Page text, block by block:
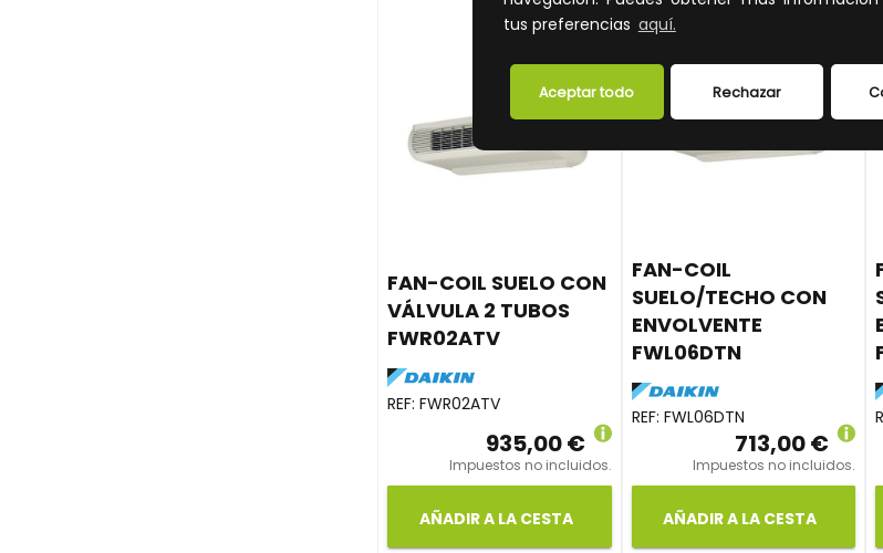
tus preferencias aquí.
Rechazar
Aceptar todo
FAN-COIL SUELO CON
VÁLVULA 2 TUBOS
FWR02ATV
REF: FWR02ATV
935,00 €
Impuestos no incluidos.
AÑADIR A LA CESTA
FAN-COIL
SUELO/TECHO CON
ENVOLVENTE
FWL06DTN
REF: FWL06DTN
713,00 €
Impuestos no incluidos.
AÑADIR A LA CESTA